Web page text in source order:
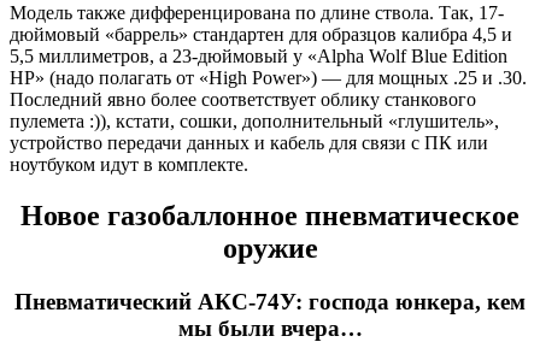
Модель также дифференцирована по длине ствола. Так, 17-
дюймовый «баррель» стандартен для образцов калибра 4,5 и
5,5 миллиметров, а 23-дюймовый у «Alpha Wolf Blue Edition
HP» (надо полагать от «High Power») — для мощных .25 и .30.
Последний явно более соответствует облику станкового
пулемета :)), кстати, сошки, дополнительный «глушитель»,
устройство передачи данных и кабель для связи с ПК или
ноутбуком идут в комплекте.
Новое газобаллонное пневматическое
оружие
Пневматический АКС-74У: господа юнкера, кем
мы были вчера…